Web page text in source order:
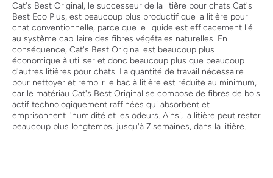
Cat's Best Original, le successeur de la litière pour chats Cat's
Best Eco Plus, est beaucoup plus productif que la litière pour
chat conventionnelle, parce que le liquide est efficacement lié
au système capillaire des fibres végétales naturelles. En
conséquence, Cat's Best Original est beaucoup plus
économique à utiliser et donc beaucoup plus que beaucoup
d'autres litières pour chats. La quantité de travail nécessaire
pour nettoyer et remplir le bac à litière est réduite au minimum,
car le matériau Cat's Best Original se compose de fibres de bois
actif technologiquement raffinées qui absorbent et
emprisonnent l'humidité et les odeurs. Ainsi, la litière peut rester
beaucoup plus longtemps, jusqu'à 7 semaines, dans la litière.